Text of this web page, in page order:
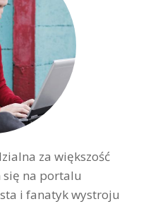
za większość
się na portalu
i fanatyk wystroju